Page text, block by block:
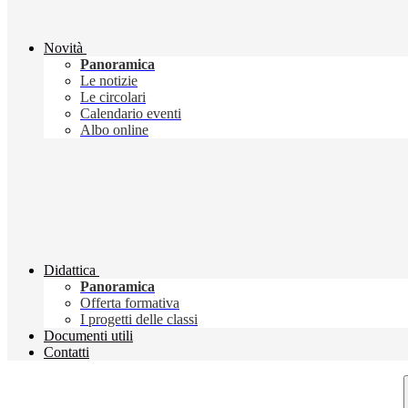
Novità
Panoramica
Le notizie
Le circolari
Calendario eventi
Albo online
Didattica
Panoramica
Offerta formativa
I progetti delle classi
Documenti utili
Contatti